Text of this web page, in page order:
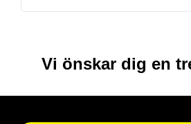
Vi önskar dig en